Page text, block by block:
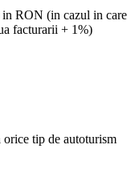
in RON (in cazul in care
facturarii + 1%)
orice tip de autoturism